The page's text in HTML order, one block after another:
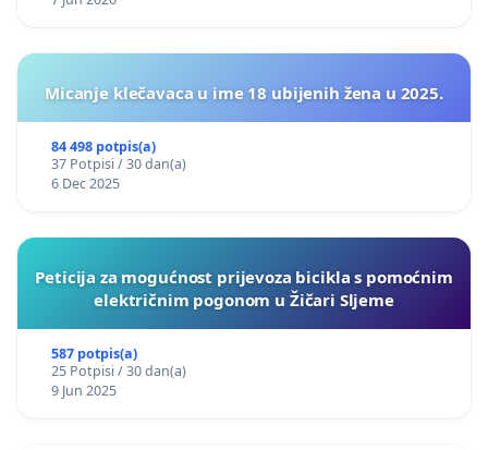
Micanje klečavaca u ime 18 ubijenih žena u 2025.
84 498 potpis(a)
37 Potpisi / 30 dan(a)
6 Dec 2025
Peticija za mogućnost prijevoza bicikla s pomoćnim
električnim pogonom u Žičari Sljeme
587 potpis(a)
25 Potpisi / 30 dan(a)
9 Jun 2025